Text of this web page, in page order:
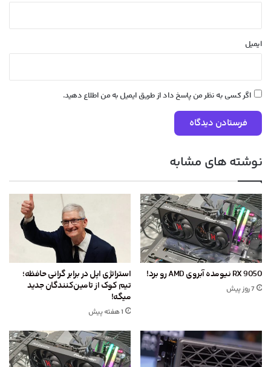
ایمیل
اگر کسی به نظر من پاسخ داد از طریق ایمیل به من اطلاع دهید.
نوشته های مشابه
RX 9050 نیومده آبروی AMD رو برد!
7 روز پیش
استراتژی اپل در برابر گرانی حافظه؛
تیم کوک از تامین‌کنندگان جدید
میگه!
1 هفته پیش